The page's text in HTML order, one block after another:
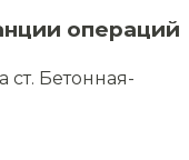
операций
Бетонная-